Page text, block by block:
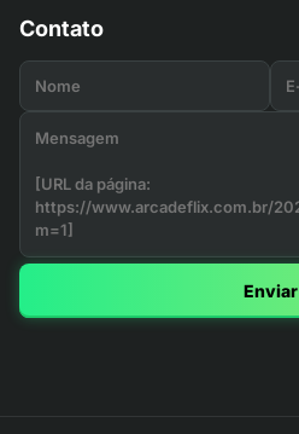
Contato
Enviar